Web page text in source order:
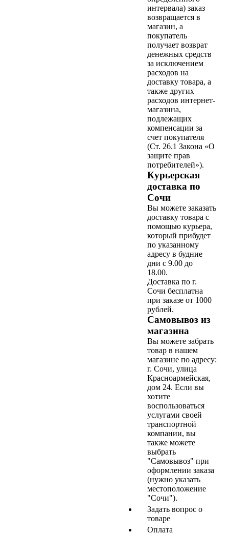
интервала) заказ
возвращается в
магазин, а
покупатель
получает возврат
денежных средств
за исключением
расходов на
доставку товара, а
также других
расходов интернет-
магазина,
подлежащих
компенсации за
счет покупателя
(Ст. 26.1 Закона «О
защите прав
потребителей»).
Курьерская
доставка по
Сочи
Вы можете заказать
доставку товара с
помощью курьера,
который прибудет
по указанному
адресу в будние
дни с 9.00 до
18.00.
Доставка по г.
Сочи бесплатна
при заказе от 1000
рублей.
Самовывоз из
магазина
Вы можете забрать
товар в нашем
магазине по адресу:
г. Сочи, улица
Красноармейская,
дом 24. Если вы
хотите
воспользоваться
услугами своей
транспортной
компании, вы
также можете
выбрать
"Самовывоз" при
оформлении заказа
(нужно указать
местоположение
"Сочи").
Задать вопрос о
товаре
Оплата